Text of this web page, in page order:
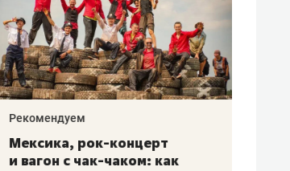
Рекомендуем
Мексика, рок-концерт
и вагон с чак-чаком: как